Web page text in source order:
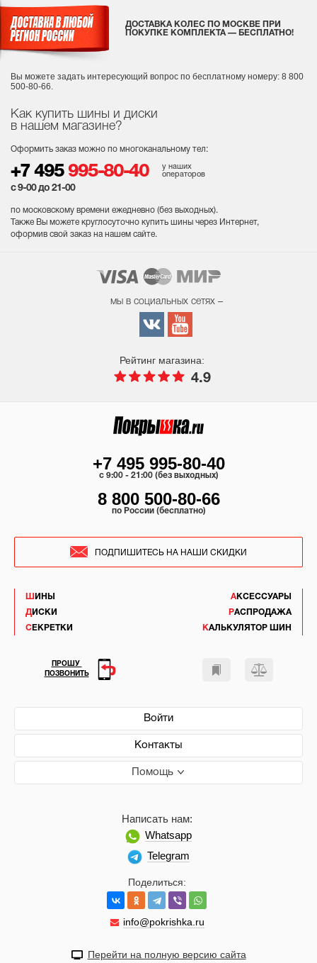
Как купить шины и диски
в нашем магазине?
Оформить заказ можно по многоканальному тел:
+7 495 995-80-40
у наших
операторов
с 9-00 до 21-00
по московскому времени ежедневно (без выходных).
Также Вы можете круглосуточно купить шины через Интернет,
оформив свой заказ на нашем сайте.
ДОСТАВКА КОЛЕС ПО МОСКВЕ ПРИ
ПОКУПКЕ КОМПЛЕКТА — БЕСПЛАТНО!
Вы можете задать интересующий вопрос по бесплатному номеру: 8 800
500-80-66.
мы в социальных сетях –
Рейтинг магазина:
4.9
ШИНЫ
ДИСКИ
СЕКРЕТКИ
АКСЕССУАРЫ
РАСПРОДАЖА
КАЛЬКУЛЯТОР ШИН
Войти
Контакты
Помощь
Поделиться:
info@pokrishka.ru
Написать нам:
Whatsapp
Telegram
+7 495 995-80-40
c 9:00 - 21:00 (без выходных)
8 800 500-80-66
по России (бесплатно)
ПОДПИШИТЕСЬ НА НАШИ СКИДКИ
ПРОШУ
ПОЗВОНИТЬ
Перейти на полную версию сайта